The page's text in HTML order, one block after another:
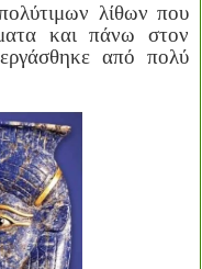
λίθων που
και πάνω στον
από πολύ